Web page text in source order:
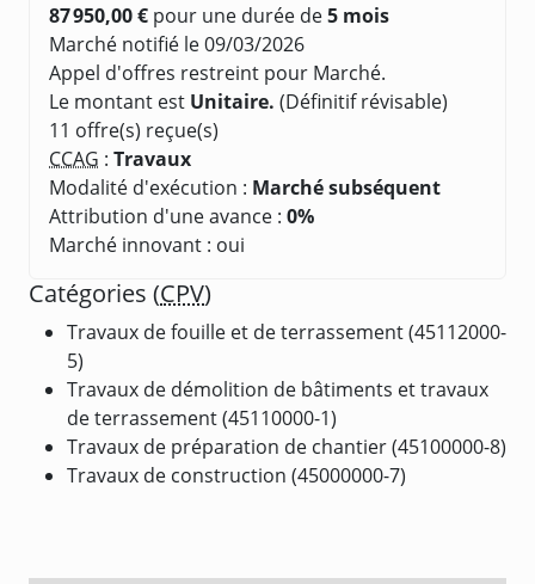
87 950,00 € pour une durée de5 mois
Marché notifié le 09/03/2026
Appel d'offres restreint pour Marché.
Le montant est Unitaire. (Définitif révisable)
11 offre(s) reçue(s)
CCAG : Travaux
Modalité d'exécution : Marché subséquent
Attribution d'une avance : 0%
Marché innovant : oui
Catégories (CPV)
Travaux de fouille et de terrassement (45112000-
5)
Travaux de démolition de bâtiments et travaux
de terrassement (45110000-1)
Travaux de préparation de chantier (45100000-8)
Travaux de construction (45000000-7)